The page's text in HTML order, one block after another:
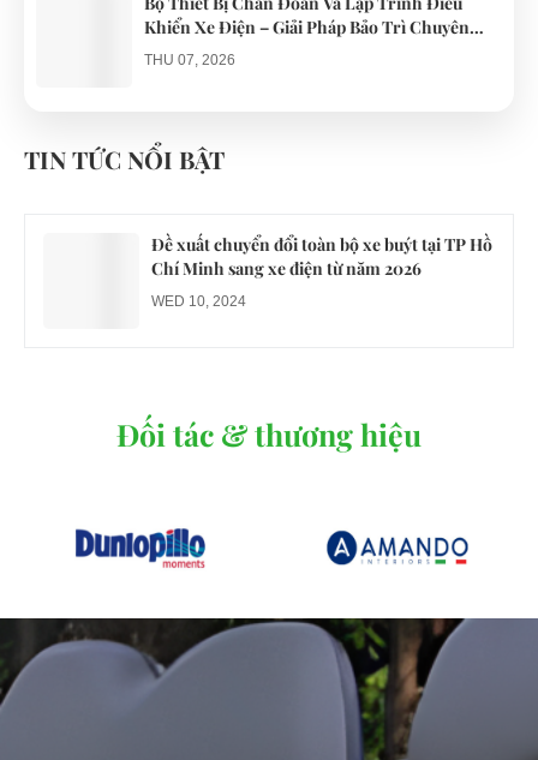
Khiển Xe Điện – Giải Pháp Bảo Trì Chuyên
Nghiệp
THU 07, 2026
gổ khi đón du khách ở Quy Nhơn
TIN TỨC NỔI BẬT
Đề xuất chuyển đổi toàn bộ xe buýt tại TP Hồ
Chí Minh sang xe điện từ năm 2026
WED 10, 2024
Đối tác & thương hiệu